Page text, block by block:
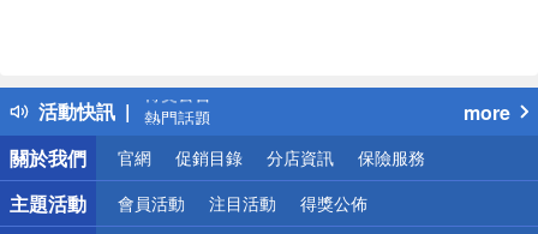
活動快訊
得獎公告
熱門話題
銀行優惠
偏遠地區配送
詐騙網頁！請小心！
more
關於我們
官網 促銷目錄 分店資訊 保險服務
主題活動 會員活動 注目活動 得獎公佈